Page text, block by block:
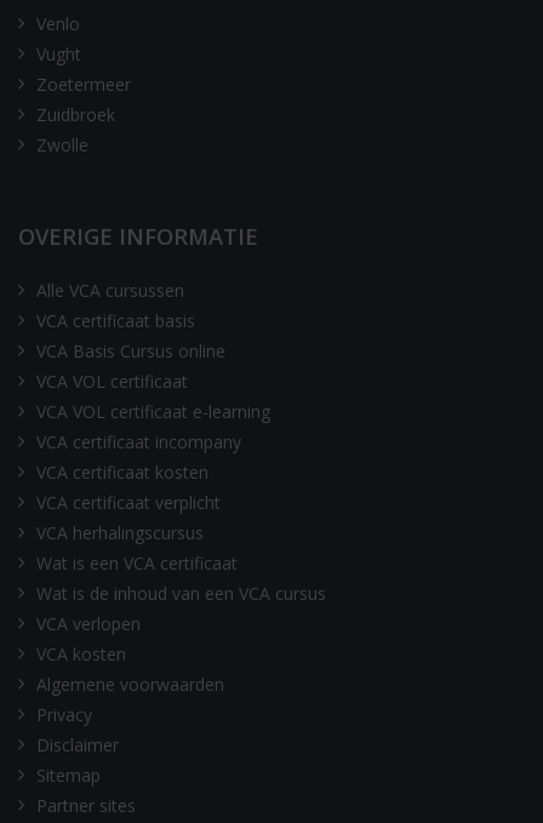
Venlo
Vught
Zoetermeer
Zuidbroek
Zwolle
OVERIGE INFORMATIE
Alle VCA cursussen
VCA certificaat basis
VCA Basis Cursus online
VCA VOL certificaat
VCA VOL certificaat e-learning
VCA certificaat incompany
VCA certificaat kosten
VCA certificaat verplicht
VCA herhalingscursus
Wat is een VCA certificaat
Wat is de inhoud van een VCA cursus
VCA verlopen
VCA kosten
Algemene voorwaarden
Privacy
Disclaimer
Sitemap
Partner sites